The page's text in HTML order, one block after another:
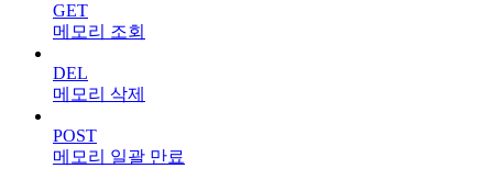
GET
메모리 조회
DEL
메모리 삭제
POST
메모리 일괄 만료